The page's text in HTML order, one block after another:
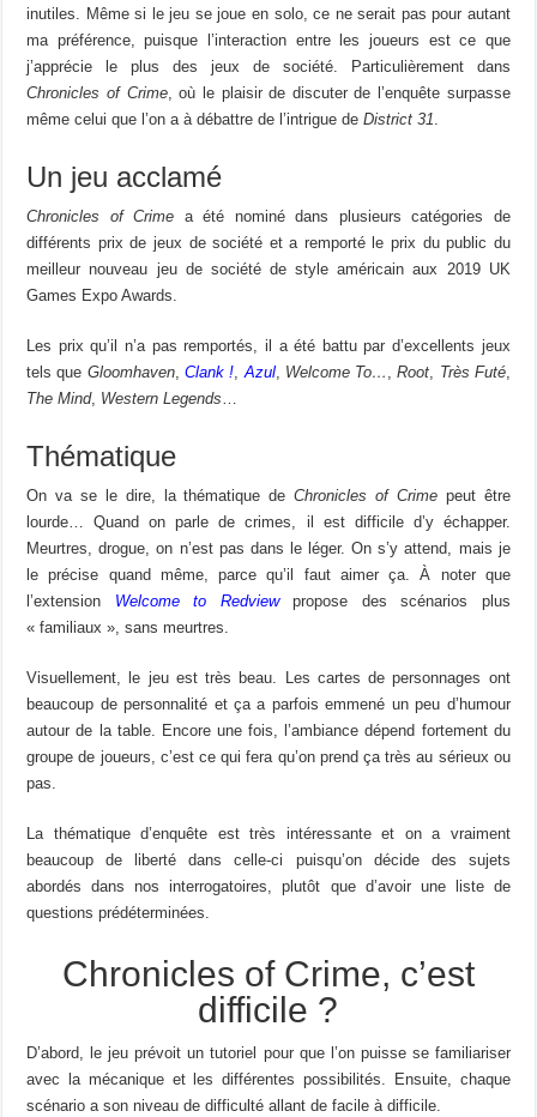
inutiles. Même si le jeu se joue en solo, ce ne serait pas pour autant
ma préférence, puisque l’interaction entre les joueurs est ce que
j’apprécie le plus des jeux de société. Particulièrement dans
Chronicles of Crime, où le plaisir de discuter de l’enquête surpasse
même celui que l’on a à débattre de l’intrigue deDistrict 31.
Un jeu acclamé
Chronicles of Crime a été nominé dans plusieurs catégories de
différents prix de jeux de société et a remporté le prix du public du
meilleur nouveau jeu de société de style américain aux 2019 UK
Games Expo Awards.
Les prix qu’il n’a pas remportés, il a été battu par d’excellents jeux
tels que Gloomhaven,Clank !,Azul, Welcome To… ,Root, Très Futé,
The Mind, Western Legends…
Thématique
On va se le dire, la thématique deChronicles of Crime peut être
lourde… Quand on parle de crimes, il est difficile d’y échapper.
Meurtres, drogue, on n’est pas dans le léger. On s’y attend, mais je
le précise quand même, parce qu’il faut aimer ça. À noter que
l’extension Welcome to Redviewpropose des scénarios plus
« familiaux », sans meurtres.
Visuellement, le jeu est très beau. Les cartes de personnages ont
beaucoup de personnalité et ça a parfois emmené un peu d’humour
autour de la table. Encore une fois, l’ambiance dépend fortement du
groupe de joueurs, c’est ce qui fera qu’on prend ça très au sérieux ou
pas.
La thématique d’enquête est très intéressante et on a vraiment
beaucoup de liberté dans celle-ci puisqu’on décide des sujets
abordés dans nos interrogatoires, plutôt que d’avoir une liste de
questions prédéterminées.
Chronicles of Crime, c’est
difficile ?
D’abord, le jeu prévoit un tutoriel pour que l’on puisse se familiariser
avec la mécanique et les différentes possibilités. Ensuite, chaque
scénario a son niveau de difficulté allant de facile à difficile.